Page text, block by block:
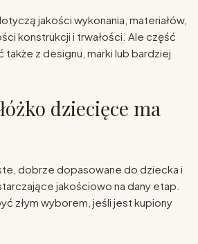
jakości wykonania, materiałów,
konstrukcji i trwałości. Ale część
także z designu, marki lub bardziej
dziecięce ma
dobrze dopasowane do dziecka i
jakościowo na dany etap.
złym wyborem, jeśli jest kupiony